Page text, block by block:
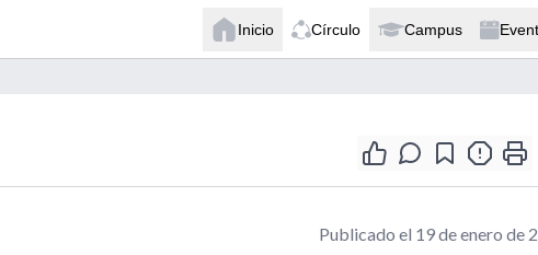
Inicio Círculo Campus
Publicado el 19 de enero de